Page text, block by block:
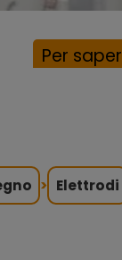
Per
> Elettrodi